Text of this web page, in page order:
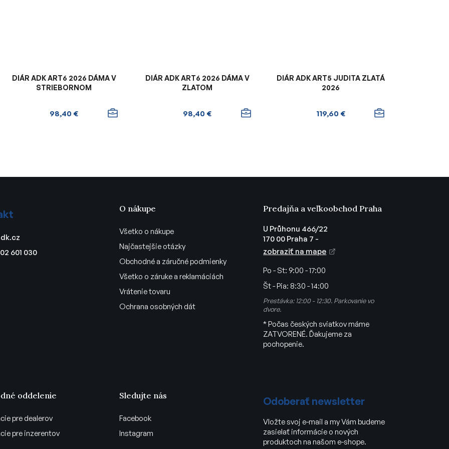
DIÁR ADK ART6 2026 DÁMA V
STRIEBORNOM
98,40 €
DIÁR ADK ART6 2026 DÁMA V
ZLATOM
98,40 €
DIÁR ADK ART5 JUDITA ZLATÁ
2026
119,60 €
á
v
k
601 030
O nákupe
Všetko o nákupe
Najčastejšie otázky
Obchodné a záručné podmienky
Všetko o záruke a reklamáciách
Vrátenie tovaru
Ochrana osobných dát
Predajňa a veľkoobchod Praha
U Průhonu 466/22
170 00 Praha 7 -
zobraziť na mape
Po - St: 9:00 - 17:00
Št - Pia: 8:30 - 14:00
Prestávka: 12:00 - 12:30. Parkovanie vo
dvore.
* Počas českých sviatkov máme
ZATVORENÉ. Ďakujeme za
pochopenie.
oddelenie
pre dealerov
pre inzerentov
Sledujte nás
Facebook
Instagram
Odoberať newsletter
Vložte svoj e-mail a my Vám budeme
zasielať informácie o nových
produktoch na našom e-shope.